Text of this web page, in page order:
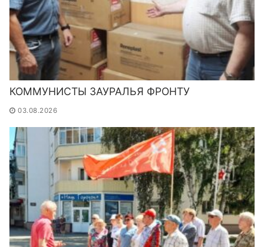
КОММУНИСТЫ ЗАУРАЛЬЯ ФРОНТУ
03.08.2026